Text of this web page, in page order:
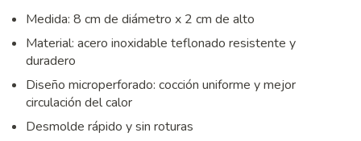
Medida: 8 cm de diámetro x 2 cm de alto
Material: acero inoxidable teflonado resistente y
duradero
Diseño microperforado: cocción uniforme y mejor
circulación del calor
Desmolde rápido y sin roturas